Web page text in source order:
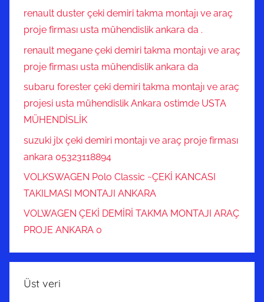
renault duster çeki demiri takma montajı ve araç
proje firması usta mühendislik ankara da .
renault megane çeki demiri takma montajı ve araç
proje firması usta mühendislik ankara da
subaru forester çeki demiri takma montajı ve araç
projesi usta mühendislik Ankara ostimde USTA
MÜHENDİSLİK
suzuki jlx çeki demiri montajı ve araç proje firması
ankara 05323118894
VOLKSWAGEN Polo Classic ~ÇEKİ KANCASI
TAKILMASI MONTAJI ANKARA
VOLWAGEN ÇEKİ DEMİRİ TAKMA MONTAJI ARAÇ
PROJE ANKARA 0
Üst veri